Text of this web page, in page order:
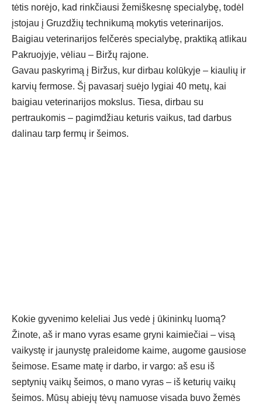
tėtis norėjo, kad rinkčiausi žemiškesnę specialybę, todėl
įstojau į Gruzdžių technikumą mokytis veterinarijos.
Baigiau veterinarijos felčerės specialybę, praktiką atlikau
Pakruojyje, vėliau – Biržų rajone.
Gavau paskyrimą į Biržus, kur dirbau kolūkyje – kiaulių ir
karvių fermose. Šį pavasarį suėjo lygiai 40 metų, kai
baigiau veterinarijos mokslus. Tiesa, dirbau su
pertraukomis – pagimdžiau keturis vaikus, tad darbus
dalinau tarp fermų ir šeimos.
Kokie gyvenimo keleliai Jus vedė į ūkininkų luomą?
Žinote, aš ir mano vyras esame gryni kaimiečiai – visą
vaikystę ir jaunystę praleidome kaime, augome gausiose
šeimose. Esame matę ir darbo, ir vargo: aš esu iš
septynių vaikų šeimos, o mano vyras – iš keturių vaikų
šeimos. Mūsų abiejų tėvų namuose visada buvo žemės